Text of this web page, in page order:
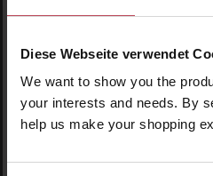
Diese Webseite verwendet
We want to show you the
your interests and needs. By
help us make your shopping
Lip Sleeping Mask